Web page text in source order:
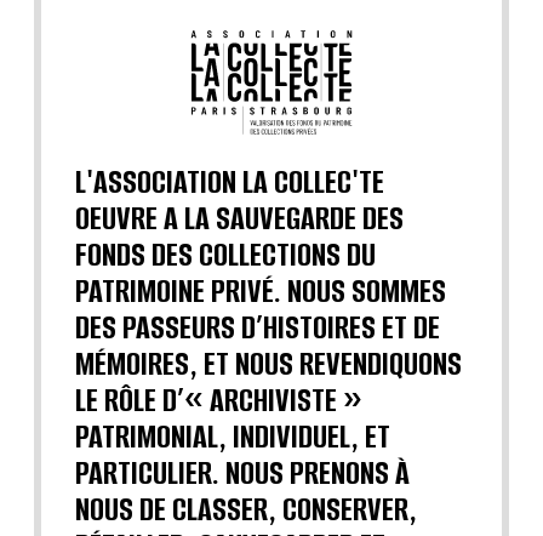
L'ASSOCIATION LA COLLEC'TE
OEUVRE A LA SAUVEGARDE DES
FONDS DES COLLECTIONS DU
PATRIMOINE PRIVÉ. NOUS SOMMES
DES PASSEURS D’HISTOIRES ET DE
MÉMOIRES, ET NOUS REVENDIQUONS
LE RÔLE D’« ARCHIVISTE »
PATRIMONIAL, INDIVIDUEL, ET
PARTICULIER. NOUS PRENONS À
NOUS DE CLASSER, CONSERVER,